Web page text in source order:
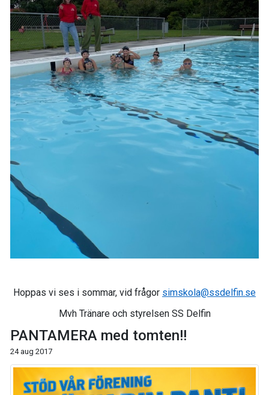
Hoppas vi ses i sommar, vid frågor simskola@ssdelfin.se
Mvh Tränare och styrelsen SS Delfin
PANTAMERA med tomten!!
24 aug 2017